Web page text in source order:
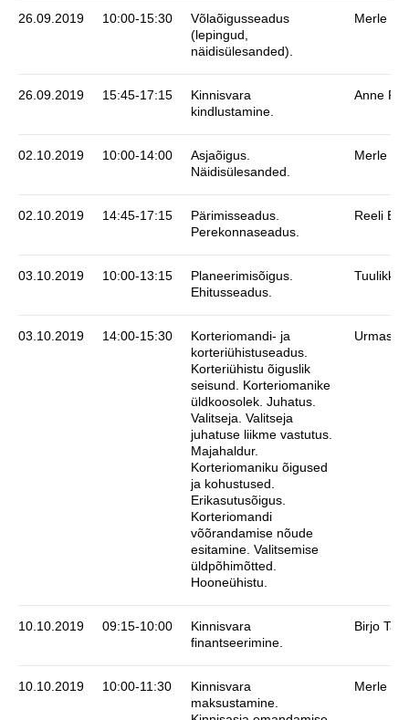
26.09.2019 10:00-15:30
Võlaõigusseadus
(lepingud,
näidisülesanded).
Merle
26.09.2019 15:45-17:15
Kinnisvara
kindlustamine.
Anne
02.10.2019 10:00-14:00
Asjaõigus.
Näidisülesanded.
Merle
02.10.2019 14:45-17:15
Pärimisseadus.
Perekonnaseadus.
Reeli
03.10.2019 10:00-13:15
Planeerimisõigus.
Ehitusseadus.
Tuulikki
03.10.2019 14:00-15:30
Korteriomandi- ja
korteriühistuseadus.
Korteriühistu õiguslik
seisund. Korteriomanike
üldkoosolek. Juhatus.
Valitseja. Valitseja
juhatuse liikme vastutus.
Majahaldur.
Korteriomaniku õigused
ja kohustused.
Erikasutusõigus.
Korteriomandi
võõrandamise nõude
esitamine. Valitsemise
üldpõhimõtted.
Hooneühistu.
Urmas
10.10.2019 09:15-10:00
Kinnisvara
finantseerimine.
Birjo
10.10.2019 10:00-11:30
Kinnisvara
maksustamine.
Merle